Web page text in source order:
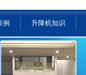
例 升降机知识